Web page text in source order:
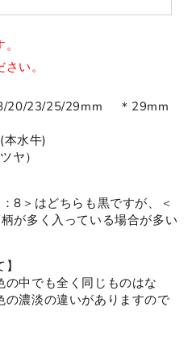
い。
23/25/29mm ＊29mm
本水牛)
）
8＞はどちらも黒ですが、＜
が多く入っている場合が多い
中でも全く同じものはな
の濃淡の違いがありますので